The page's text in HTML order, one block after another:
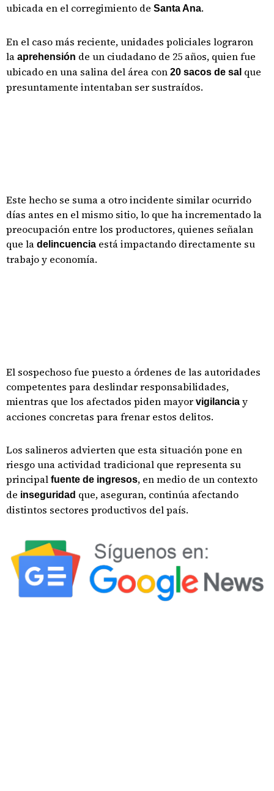
ubicada en el corregimiento de Santa Ana.
En el caso más reciente, unidades policiales lograron
la aprehensión de un ciudadano de 25 años, quien fue
ubicado en una salina del área con 20 sacos de sal que
presuntamente intentaban ser sustraídos.
Este hecho se suma a otro incidente similar ocurrido
días antes en el mismo sitio, lo que ha incrementado la
preocupación entre los productores, quienes señalan
que la delincuencia está impactando directamente su
trabajo y economía.
El sospechoso fue puesto a órdenes de las autoridades
competentes para deslindar responsabilidades,
mientras que los afectados piden mayor vigilancia y
acciones concretas para frenar estos delitos.
Los salineros advierten que esta situación pone en
riesgo una actividad tradicional que representa su
principal fuente de ingresos, en medio de un contexto
de inseguridad que, aseguran, continúa afectando
distintos sectores productivos del país.